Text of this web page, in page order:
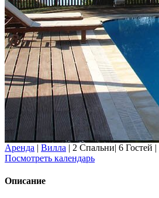
Аренда | Вилла | 2 Спальни| 6 Гостей |
Посмотреть календарь
Описание